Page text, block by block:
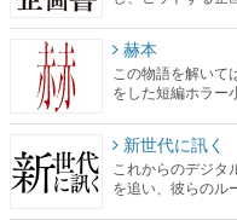
赫本
この物語を解いて
をした短編ホラー
新世代に訊く
これからのデジタ
を追い、彼らのル